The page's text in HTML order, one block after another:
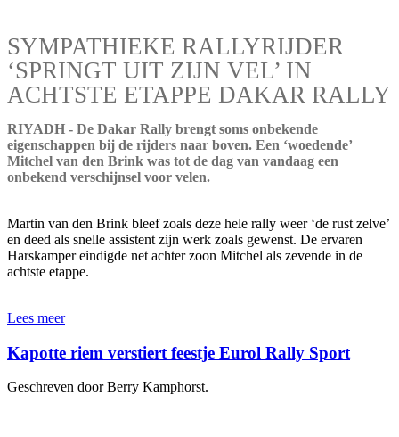
SYMPATHIEKE RALLYRIJDER
‘SPRINGT UIT ZIJN VEL’ IN
ACHTSTE ETAPPE DAKAR RALLY
RIYADH - De Dakar Rally brengt soms onbekende
eigenschappen bij de rijders naar boven. Een ‘woedende’
Mitchel van den Brink was tot de dag van vandaag een
onbekend verschijnsel voor velen.
Martin van den Brink bleef zoals deze hele rally weer ‘de rust zelve’
en deed als snelle assistent zijn werk zoals gewenst. De ervaren
Harskamper eindigde net achter zoon Mitchel als zevende in de
achtste etappe.
Lees meer
Kapotte riem verstiert feestje Eurol Rally Sport
Geschreven door Berry Kamphorst.